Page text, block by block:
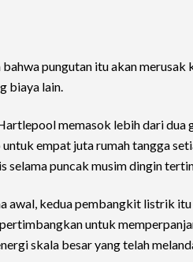
pungutan itu akan
biaya lain.
memasok lebih dari
empat juta rumah tangga
selama puncak musim dingin
awal, kedua pembangkit listrik
untuk
skala besar yang telah